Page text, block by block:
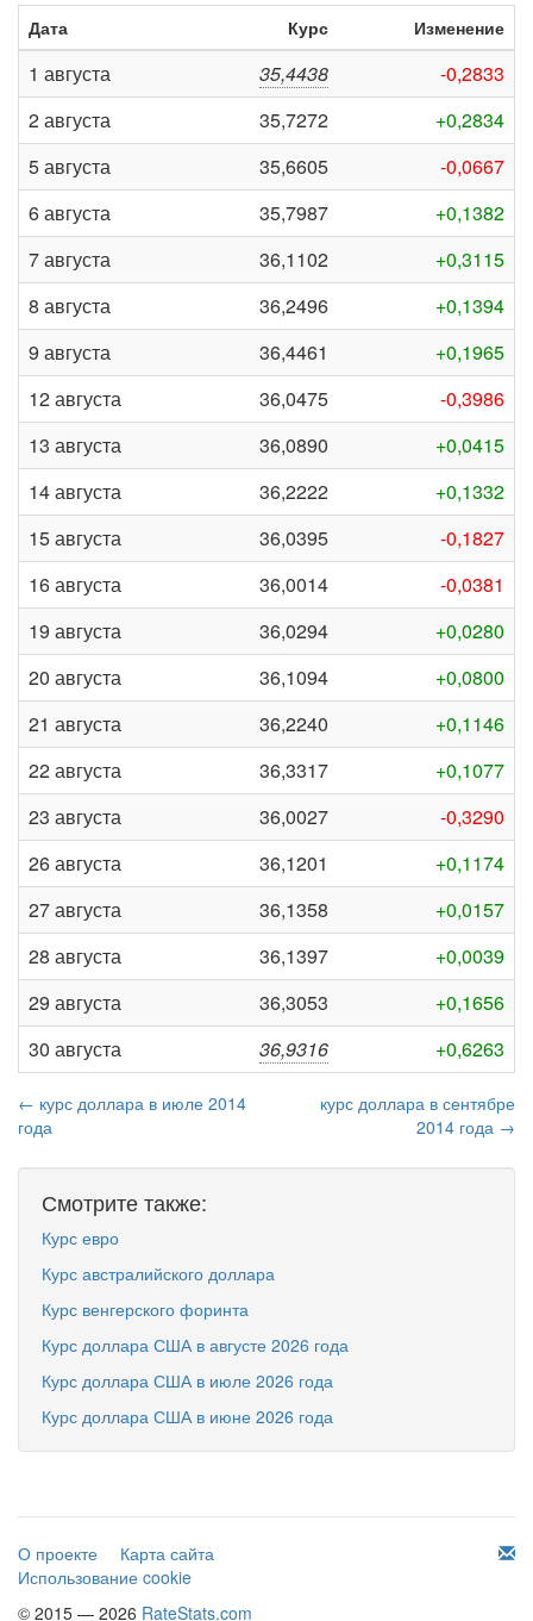
Дата
Курс Изменение
1 августа 35,4438
-0,2833
2 августа
35,7272
+0,2834
5 августа
35,6605
-0,0667
6 августа
35,7987
+0,1382
7 августа
36,1102
+0,3115
8 августа
36,2496
+0,1394
9 августа
36,4461
+0,1965
12 августа
36,0475
-0,3986
13 августа
36,0890
+0,0415
14 августа
36,2222
+0,1332
15 августа
36,0395
-0,1827
16 августа
36,0014
-0,0381
19 августа
36,0294
+0,0280
20 августа
36,1094
+0,0800
21 августа
36,2240
+0,1146
22 августа
36,3317
+0,1077
23 августа
36,0027
-0,3290
26 августа
36,1201
+0,1174
27 августа
36,1358
+0,0157
28 августа
36,1397
+0,0039
29 августа
36,3053
+0,1656
30 августа
36,9316 +0,6263
← курс доллара в июле 2014
года
курс доллара в сентябре
2014 года →
Смотрите также:
Курс евро
Курс австралийского доллара
Курс венгерского форинта
Курс доллара США в августе 2026 года
Курс доллара США в июле 2026 года
Курс доллара США в июне 2026 года
О проекте
Карта сайта
Использование cookie
© 2015 — 2026 RateStats.com